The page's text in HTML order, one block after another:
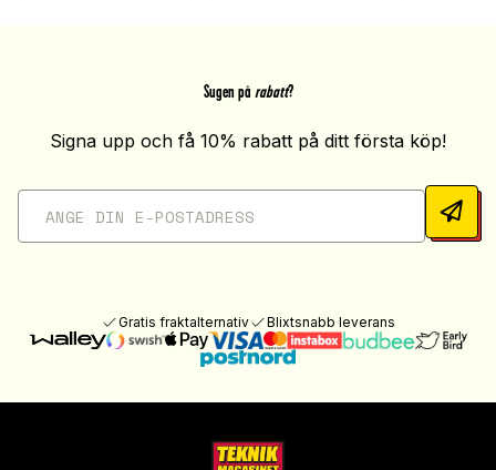
Sugen på rabatt?
Signa upp och få 10% rabatt på ditt första köp!
Gratis fraktalternativ Blixtsnabb leverans